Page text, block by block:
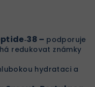
– podporuje
redukovat známky
hydrataci a